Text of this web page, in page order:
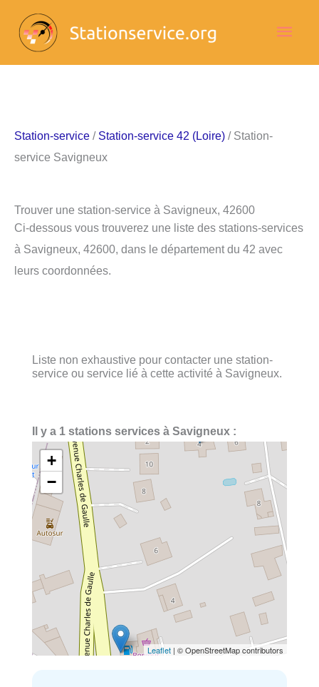
contenu
Station-service / Station-service 42 (Loire) / Station-
service Savigneux
Trouver une station-service à Savigneux, 42600
Ci-dessous vous trouverez une liste des stations-services
à Savigneux, 42600, dans le département du 42 avec
leurs coordonnées.
Liste non exhaustive pour contacter une station-
service ou service lié à cette activité à Savigneux.
Il y a 1 stations services à Savigneux :
+
−
Leaflet | © OpenStreetMap contributors